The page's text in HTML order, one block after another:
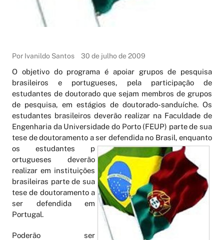
Por Ivanildo Santos 30 de julho de 2009
O objetivo do programa é apoiar grupos de pesquisa
brasileiros e portugueses, pela participação de
estudantes de doutorado que sejam membros de grupos
de pesquisa, em estágios de doutorado-sanduíche. Os
estudantes brasileiros deverão realizar na Faculdade de
Engenharia da Universidade do Porto (FEUP) parte de sua
tese de doutoramento a ser defendida no Brasil, enquanto
os estudantes p
ortugueses deverão
realizar em instituições
brasileiras parte de sua
tese de doutoramento a
ser defendida em
Portugal.
Poderão ser